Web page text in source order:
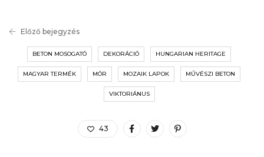
Előző bejegyzés
BETON MOSOGATÓ DEKORÁCIÓ HUNGARIAN HERITAGE
MAGYAR TERMÉK MÓR MOZAIK LAPOK MŰVÉSZI BETON
VIKTORIÁNUS
43